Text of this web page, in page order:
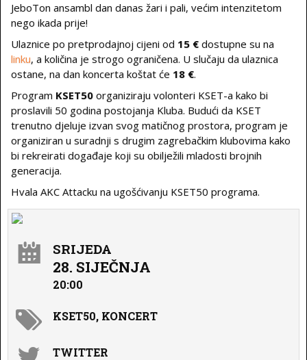
JeboTon ansambl dan danas žari i pali, većim intenzitetom
nego ikada prije!
Ulaznice po pretprodajnoj cijeni od 15 € dostupne su na
linku, a količina je strogo ograničena. U slučaju da ulaznica
ostane, na dan koncerta koštat će 18 €.
Program KSET50 organiziraju volonteri KSET-a kako bi
proslavili 50 godina postojanja Kluba. Budući da KSET
trenutno djeluje izvan svog matičnog prostora, program je
organiziran u suradnji s drugim zagrebačkim klubovima kako
bi rekreirati događaje koji su obilježili mladosti brojnih
generacija.
Hvala AKC Attacku na ugošćivanju KSET50 programa.
SRIJEDA
28. SIJEČNJA
20:00
KSET50, KONCERT
TWITTER